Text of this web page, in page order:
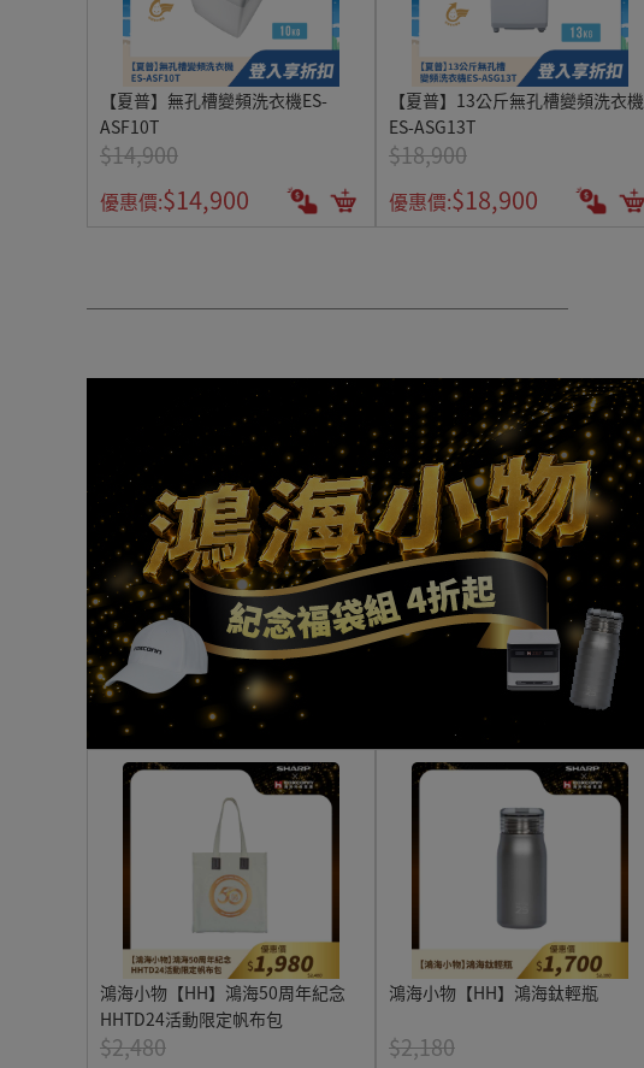
【夏普】無孔槽變頻洗衣機ES-
ASF10T
$14,900
優惠價:$14,900
【夏普】13公斤無孔槽變頻洗衣機
ES-ASG13T
$18,900
優惠價:$18,900
鴻海小物【HH】鴻海50周年紀念
HHTD24活動限定帆布包
$2,480
鴻海小物【HH】鴻海鈦輕瓶
$2,180